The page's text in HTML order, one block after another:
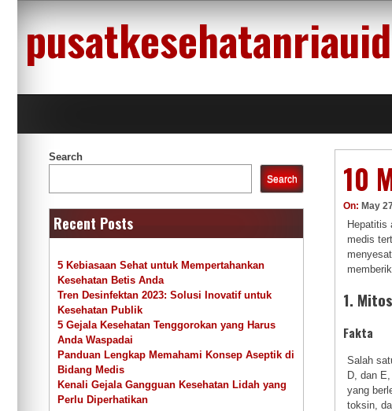
content
pusatkesehatanriauid
10
On: May
Hepatitis
medis
1.
Fakta
Salah
D, dan
yang
toksin,
Search
Search
Recent Posts
5 Kebiasaan Sehat untuk Mempertahankan
Kesehatan Betis Anda
Tren Desinfektan 2023: Solusi Inovatif untuk
Kesehatan Publik
5 Gejala Kesehatan Tenggorokan yang Harus
Anda Waspadai
Panduan Lengkap Memahami Konsep Aseptik di
Bidang Medis
Kenali Gejala Gangguan Kesehatan Lidah yang
Perlu Diperhatikan